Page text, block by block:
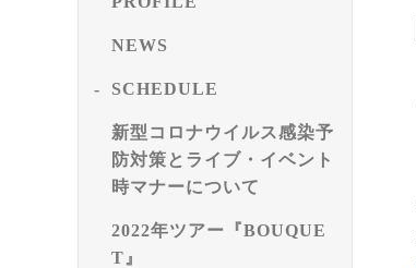
NEWS
SCHEDULE
新型コロナウイルス感染予
防対策とライブ・イベント
時マナーについて
2022年ツアー『BOUQUE
T』